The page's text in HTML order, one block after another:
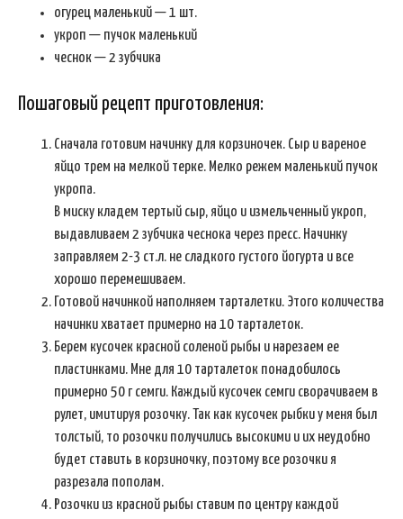
огурец маленький — 1 шт.
укроп — пучок маленький
чеснок — 2 зубчика
Пошаговый рецепт приготовления:
Сначала готовим начинку для корзиночек. Сыр и вареное
яйцо трем на мелкой терке. Мелко режем маленький пучок
укропа.
В миску кладем тертый сыр, яйцо и измельченный укроп,
выдавливаем 2 зубчика чеснока через пресс. Начинку
заправляем 2-3 ст.л. не сладкого густого йогурта и все
хорошо перемешиваем.
Готовой начинкой наполняем тарталетки. Этого количества
начинки хватает примерно на 10 тарталеток.
Берем кусочек красной соленой рыбы и нарезаем ее
пластинками. Мне для 10 тарталеток понадобилось
примерно 50 г семги. Каждый кусочек семги сворачиваем в
рулет, имитируя розочку. Так как кусочек рыбки у меня был
толстый, то розочки получились высокими и их неудобно
будет ставить в корзиночку, поэтому все розочки я
разрезала пополам.
Розочки из красной рыбы ставим по центру каждой